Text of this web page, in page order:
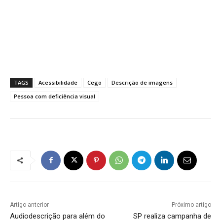
TAGS Acessibilidade Cego
Descrição de imagens
Pessoa com deficiência visual
Artigo anterior
Audiodescrição para além do
Próximo artigo
SP realiza campanha de